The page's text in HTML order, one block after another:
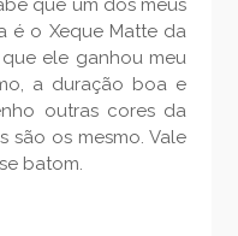
que um dos meus
é o Xeque Matte da
ele ganhou meu
a duração boa e
outras cores da
são os mesmo. Vale
batom.